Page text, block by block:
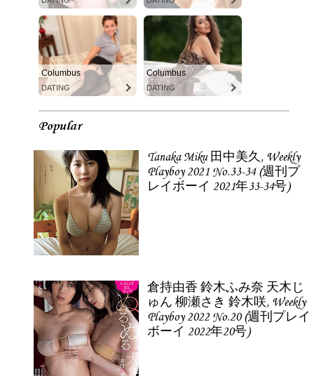
Columbus
DATING
Columbus
DATING
Popular
Tanaka Miku 田中美久, Weekly
Playboy 2021 No.33-34 (週刊プ
レイボーイ 2021年33-34号)
倉持由香 鈴木ふみ奈 天木じ
ゅん 柳瀬さき 鈴木咲, Weekly
Playboy 2022 No.20 (週刊プレイ
ボーイ 2022年20号)